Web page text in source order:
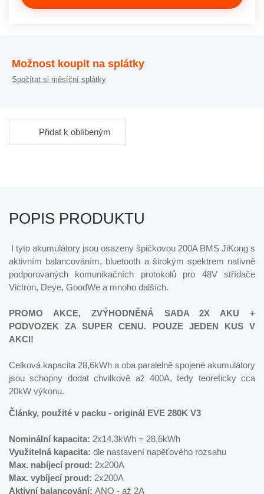
Možnost koupit na splátky
Spočítat si měsíční splátky
Přidat k oblíbeným
POPIS PRODUKTU
I tyto akumulátory jsou osazeny špičkovou 200A BMS JiKong s
aktivním balancováním, bluetooth a širokým spektrem nativně
podporovaných komunikačních protokolů pro 48V střídače
Victron, Deye, GoodWe a mnoho dalších.
PROMO AKCE, ZVÝHODNĚNÁ SADA 2X AKU +
PODVOZEK ZA SUPER CENU. POUZE JEDEN KUS V
AKCI!
Celková kapacita 28,6kWh a oba paralelně spojené akumulátory
jsou schopny dodat chvilkově až 400A, tedy teoreticky cca
20kW výkonu.
Články, použité v packu - originál EVE 280K V3
Nominální kapacita: 2x14,3kWh = 28,6kWh
Využitelná kapacita: dle nastavení napěťového rozsahu
Max. nabíjecí proud: 2x200A
Max. vybíjecí proud: 2x200A
Aktivní balancování: ANO - až 2A